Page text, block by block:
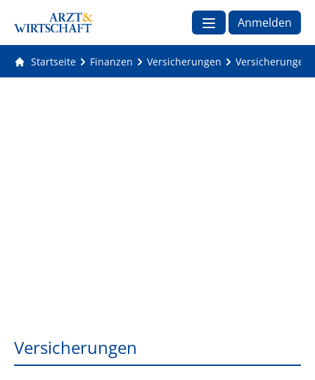
Anmelden
Startseite Finanzen Versicherungen
Versicherungen